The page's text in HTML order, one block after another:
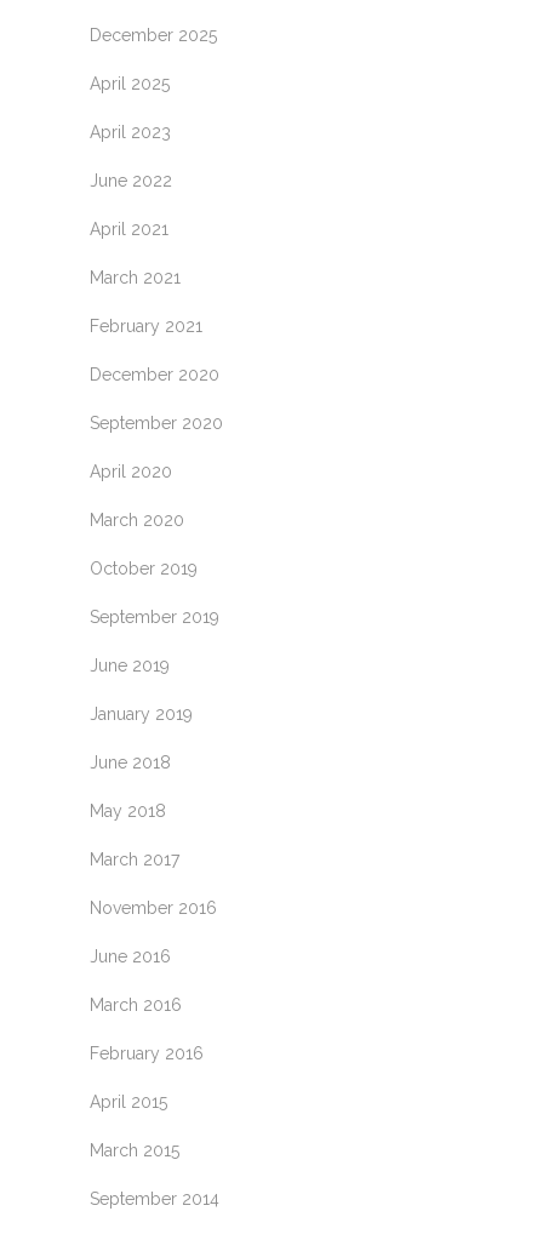
December 2025
April 2025
April 2023
June 2022
April 2021
March 2021
February 2021
December 2020
September 2020
April 2020
March 2020
October 2019
September 2019
June 2019
January 2019
June 2018
May 2018
March 2017
November 2016
June 2016
March 2016
February 2016
April 2015
March 2015
September 2014